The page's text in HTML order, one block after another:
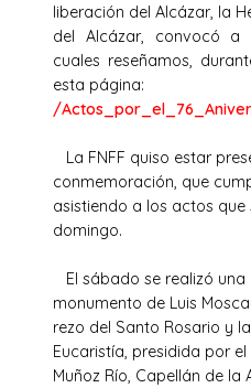
liberación del Alcázar, la
del Alcázar, convocó
cuales reseñamos,
esta página:
/
La FNFF quiso estar
conmemoración, que
asistiendo a los actos
domingo.
El sábado se realizó
monumento de Luis
rezo del Santo Rosario y
Eucaristía, presidida por el
Muñoz Río, Capellán de la